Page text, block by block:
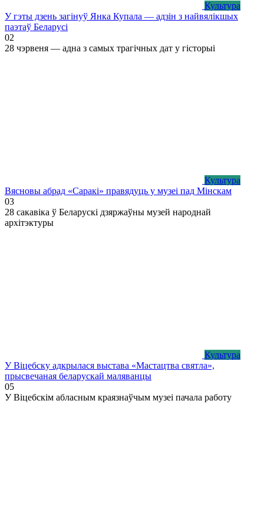
Культура
У гэты дзень загінуў Янка Купала — адзін з найвялікшых
паэтаў Беларусі
02
28 чэрвеня — адна з самых трагічных дат у гісторыі
Культура
Вясновы абрад «Саракі» правядуць у музеі пад Мінскам
03
28 сакавіка ў Беларускі дзяржаўны музей народнай
архітэктуры
Культура
У Віцебску адкрылася выстава «Мастацтва святла»,
прысвечаная беларускай маляванцы
05
У Віцебскім абласным краязнаўчым музеі пачала работу